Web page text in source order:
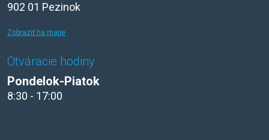
902 01 Pezinok
Zobraziť na mape
Otváracie hodiny
Pondelok-Piatok
8:30 - 17:00